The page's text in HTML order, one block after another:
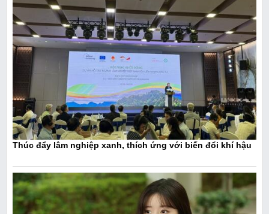
Thúc đẩy lâm nghiệp xanh, thích ứng với biến đổi khí hậu